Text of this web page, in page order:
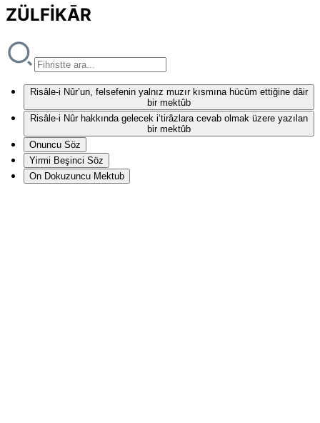
ZÜLFİKĀR
Risâle-i Nûr’un, felsefenin yalnız muzır kısmına hücûm ettiğine dâir
bir mektûb
Risâle-i Nûr hakkında gelecek i‘tirâzlara cevab olmak üzere yazılan
bir mektûb
Onuncu Söz
Yirmi Beşinci Söz
On Dokuzuncu Mektub